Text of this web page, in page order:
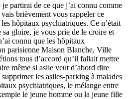
je partirai de ce que j’ai connu comme
brièvement vous rappeler ce
hôpitaux psychiatriques. Ce n’était
sa gloire, je vous prie de le croire et
connu que les hôpitaux
parisienne Maison Blanche, Ville
tous d’accord qu’il fallait mettre
même si asile veut d’abord dire
les asiles-parking à malades
psychiatriques, le mélange entre
le jeune homme ou la jeune fille